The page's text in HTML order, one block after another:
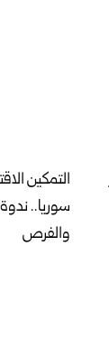
التمكين
سوريا..
والفرص